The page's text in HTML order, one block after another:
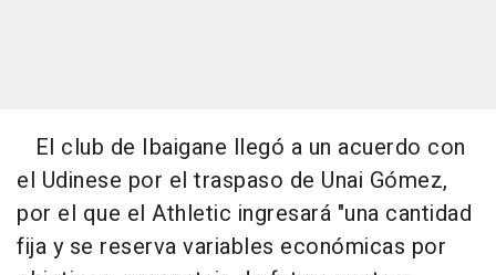
El club de Ibaigane llegó a un acuerdo con
el Udinese por el traspaso de Unai Gómez,
por el que el Athletic ingresará "una cantidad
fija y se reserva variables económicas por